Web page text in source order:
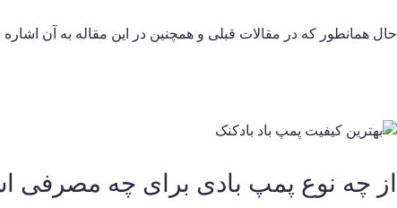
حال همانطور که در مقالات قبلی و همچنین در این مقاله به آن
از چه نوع پمپ بادی برای چه مصرفی